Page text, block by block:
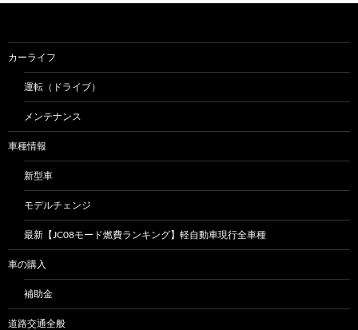
カーライフ
運転（ドライブ）
メンテナンス
車種情報
新型車
モデルチェンジ
最新【JC08モード燃費ランキング】軽自動車現行全車種
車の購入
補助金
道路交通全般